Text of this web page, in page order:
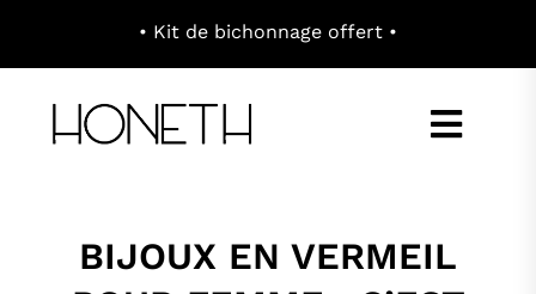
Toggle
BIJOUX EN VERMEIL